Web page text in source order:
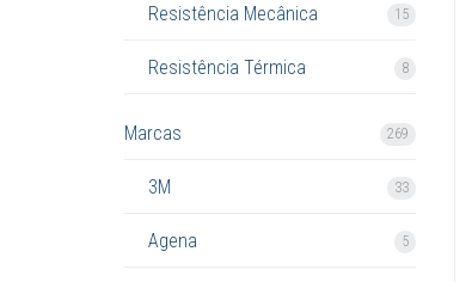
Resistência Mecânica 15
Resistência Térmica 8
Marcas 269
3M 33
Agena 5